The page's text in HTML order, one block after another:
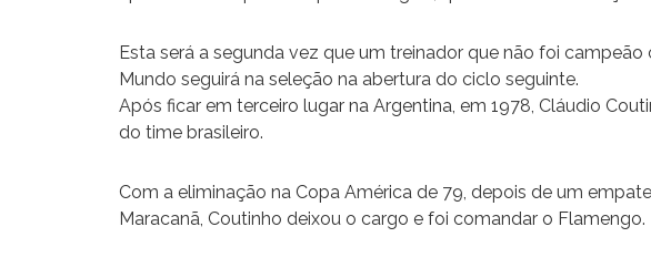
Esta será a segunda vez que um treinador que não foi
Mundo seguirá na seleção na abertura do ciclo seguinte.
Após ficar em terceiro lugar na Argentina, em 1978, Cláudio
do time brasileiro.
Com a eliminação na Copa América de 79, depois de um
Maracanã, Coutinho deixou o cargo e foi comandar o Flamengo.